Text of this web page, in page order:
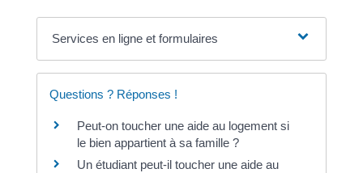
Services en ligne et formulaires
Questions ? Réponses !
Peut-on toucher une aide au logement si
le bien appartient à sa famille ?
Un étudiant peut-il toucher une aide au